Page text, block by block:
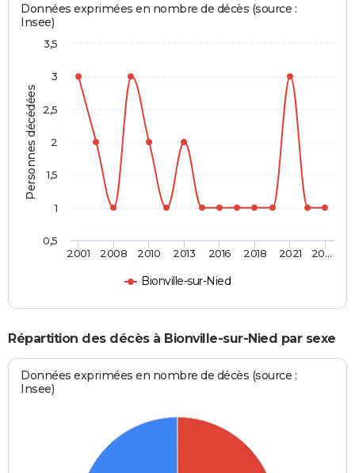
Personnes décédées
Données exprimées en nombre de décès (source :
Insee)
Bionville-sur-Nied
2001 2008 2010 2013 2016 2018 2021 20…
0,5
1
1,5
2
2,5
3
3,5
Répartition des décès à Bionville-sur-Nied par sexe
Données exprimées en nombre de décès (source :
Insee)